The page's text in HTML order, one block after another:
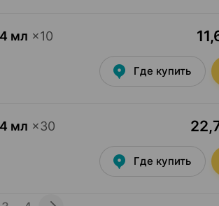
мл ×10
Где купить
мл ×30
Где купить